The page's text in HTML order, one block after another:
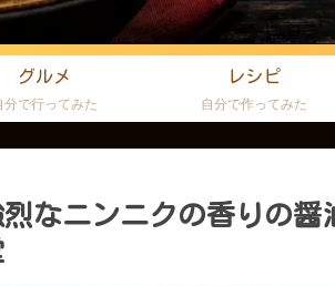
グルメ
分で行ってみた
レシピ
自分で作ってみた
なニンニクの香りの醤